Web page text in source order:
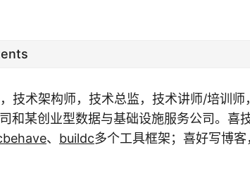
技术架构师，技术总监，技术讲师/培训
和某创业型数据与基础设施服务公司。喜
、 buildc多个工具框架；喜好写博